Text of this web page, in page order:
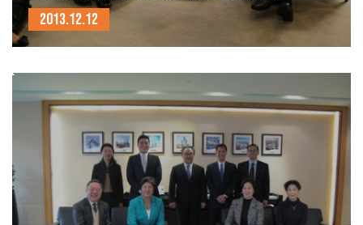
2013.12.12